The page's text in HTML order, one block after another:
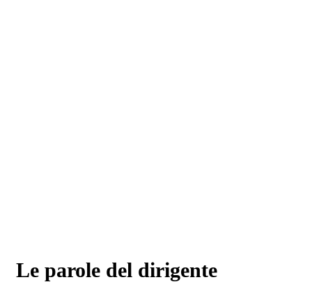
Le parole del dirigente